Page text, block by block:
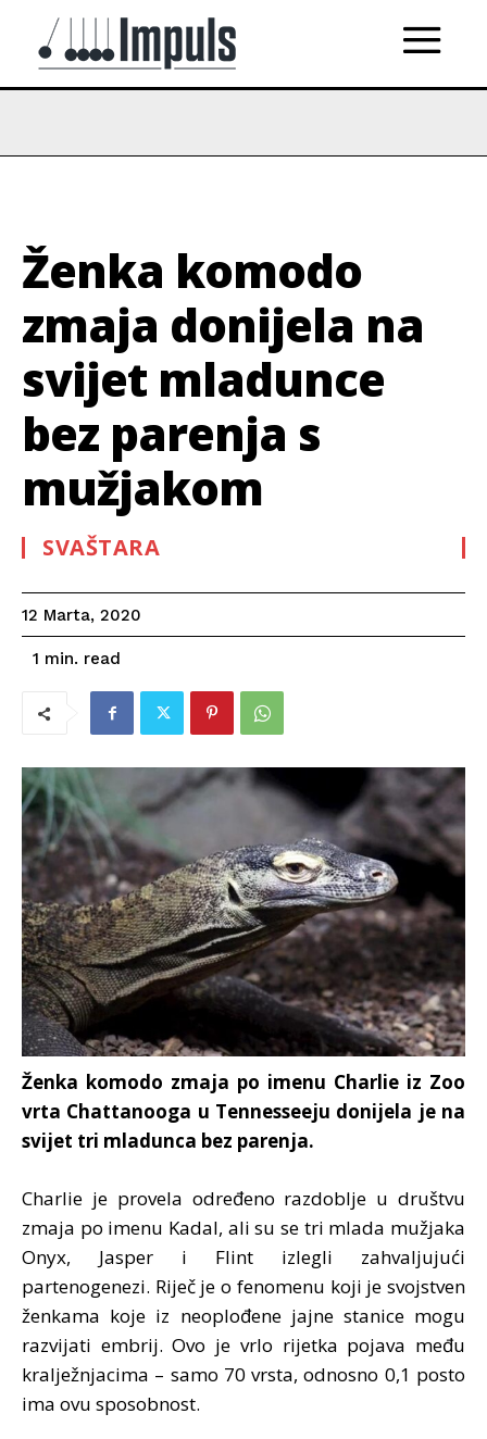
Ženka komodo
zmaja donijela na
svijet mladunce
bez parenja s
mužjakom
SVAŠTARA
12 Marta, 2020
1 min. read
Ženka komodo zmaja po imenu Charlie iz Zoo
vrta Chattanooga u Tennesseeju donijela je na
svijet tri mladunca bez parenja.
Charlie je provela određeno razdoblje u društvu
zmaja po imenu Kadal, ali su se tri mlada mužjaka
Onyx, Jasper i Flint izlegli zahvaljujući
partenogenezi. Riječ je o fenomenu koji je svojstven
ženkama koje iz neoplođene jajne stanice mogu
razvijati embrij. Ovo je vrlo rijetka pojava među
kralježnjacima – samo 70 vrsta, odnosno 0,1 posto
ima ovu sposobnost.